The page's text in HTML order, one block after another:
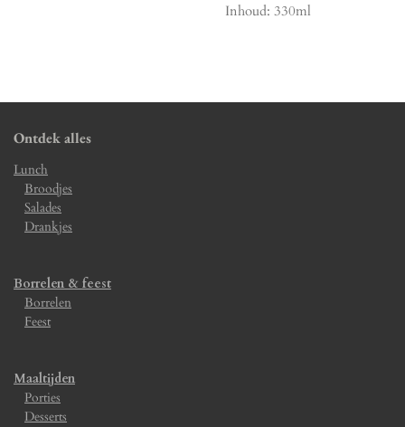
Inhoud: 330ml
Ontdek alles
Lunch
Broodjes
Salades
Drankjes
Borrelen & feest
Borrelen
Feest
Maaltijden
Porties
Desserts